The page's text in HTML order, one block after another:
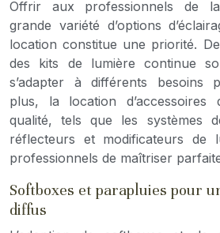
Offrir aux professionnels de
grande variété d’options
location constitue une priorité.
des kits de lumière continue
s’adapter à différents besoins
plus, la location
qualité, tels que les systèmes
réflecteurs et modificateurs de
professionnels de maîtriser
Softboxes et parapluies pour
diffus